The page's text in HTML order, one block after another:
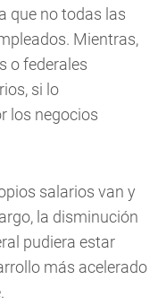
que no todas las
Mientras,
o federales
si lo
los negocios
salarios van y
la disminución
pudiera estar
más acelerado